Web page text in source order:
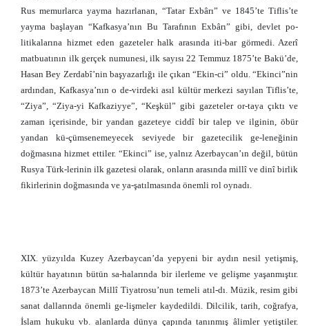
Rus memurlarca yayma hazırlanan, “Tatar Exbârı” ve 1845’te Tiflis’te
yayma başlayan “Kafkasya’nın Bu Tarafının Exbârı” gibi, devlet po-
litikalarına hizmet eden gazeteler halk arasında iti-bar görmedi. Azerî
matbuatının ilk gerçek numunesi, ilk sayısı 22 Temmuz 1875’te Bakü’de,
Hasan Bey Zerdabî’nin başyazarlığı ile çıkan “Ekin-ci” oldu. “Ekinci”nin
ardından, Kafkasya’nın o de-virdeki asıl kültür merkezi sayılan Tiflis’te,
“Ziya”, “Ziya-yi Kafkaziyye”, “Keşkül” gibi gazeteler or-taya çıktı ve
zaman içerisinde, bir yandan gazeteye ciddî bir talep ve ilginin, öbür
yandan kü-çümsenemeyecek seviyede bir gazetecilik ge-leneğinin
doğmasına hizmet ettiler. “Ekinci” ise, yalnız Azerbaycan’ın değil, bütün
Rusya Türk-lerinin ilk gazetesi olarak, onların arasında millî ve dinî birlik
fikirlerinin doğmasında ve ya-şatılmasında önemli rol oynadı.
XIX. yüzyılda Kuzey Azerbaycan’da yepyeni bir aydın nesil yetişmiş,
kültür hayatının bütün sa-halarında bir ilerleme ve gelişme yaşanmıştır.
1873’te Azerbaycan Millî Tiyatrosu’nun temeli atıl-dı. Müzik, resim gibi
sanat dallarında önemli ge-lişmeler kaydedildi. Dilcilik, tarih, coğrafya,
İslam hukuku vb. alanlarda dünya çapında tanınmış âlimler yetiştiler.